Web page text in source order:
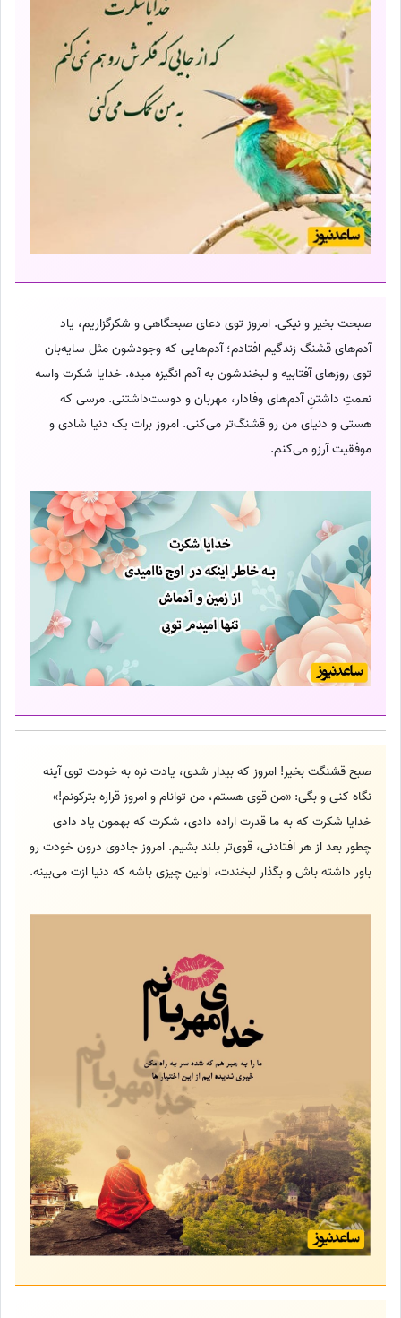
صبحت بخیر و نیکی. امروز توی دعای صبحگاهی و شکرگزاریم، یاد
آدم‌های قشنگ زندگیم افتادم؛ آدم‌هایی که وجودشون مثل سایه‌بان
توی روزهای آفتابیه و لبخندشون به آدم انگیزه میده. خدایا شکرت واسه
نعمتِ داشتنِ آدم‌های وفادار، مهربان و دوست‌داشتنی. مرسی که
هستی و دنیای من رو قشنگ‌تر می‌کنی. امروز برات یک دنیا شادی و
موفقیت آرزو می‌کنم.
صبح قشنگت بخیر! امروز که بیدار شدی، یادت نره به خودت توی آینه
نگاه کنی و بگی: «من قوی هستم، من توانام و امروز قراره بترکونم!»
خدایا شکرت که به ما قدرت اراده دادی، شکرت که بهمون یاد دادی
چطور بعد از هر افتادنی، قوی‌تر بلند بشیم. امروز جادوی درون خودت رو
باور داشته باش و بگذار لبخندت، اولین چیزی باشه که دنیا ازت می‌بینه.